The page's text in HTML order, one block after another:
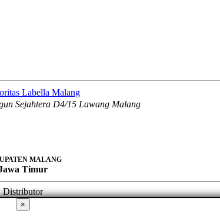
Labella Malang
Sejahtera D4/15 Lawang Malang
MALANG
Timur
Distributor
×